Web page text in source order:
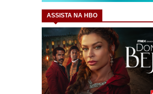
ASSISTA NA HBO